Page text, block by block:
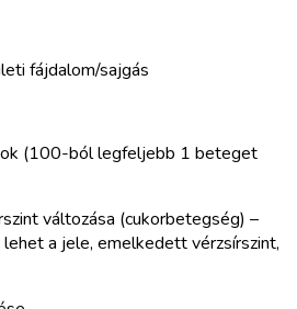
fájdalom/sajgás
(100-ból legfeljebb 1 beteget
változása (cukorbetegség) –
a jele, emelkedett vérzsírszint,